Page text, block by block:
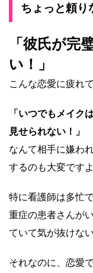
ちょっと頼り
「彼氏が完
い！」
こんな恋愛に疲れ
「いつでもメイク
見せられない！」
なんて相手に嫌わ
するのも大変ですよ
特に看護師は多忙
重症の患者さんが
ていて気が抜けない
それなのに、恋愛